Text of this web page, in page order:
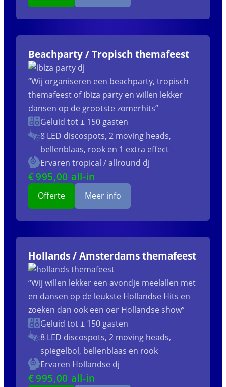
Beachparty / Tropisch themafeest
“Wij organiseren een beachparty, tropisch
themafeest of Ibiza party en willen lekker
dansen op de grootste zomerhits”
Geluid tot ± 150 gasten
8 LED discospots, 2 moving heads,
bellenblaas, rook en 1 extra effect
Ervaren tropical / allround dj
€995,00 all-in
Offerte Meer info
Hollands / Amsterdams themafeest
“Wij willen lekker een avondje meelallen met
en dansen op de leukste Hollandse Hits en
zoeken dan ook een oer Hollandse show”
Geluid tot ± 150 gasten
8 LED discospots, 2 moving heads,
spiegelbol, bellenblaas en rook
Ervaren Hollandse dj
€995,00 all-in